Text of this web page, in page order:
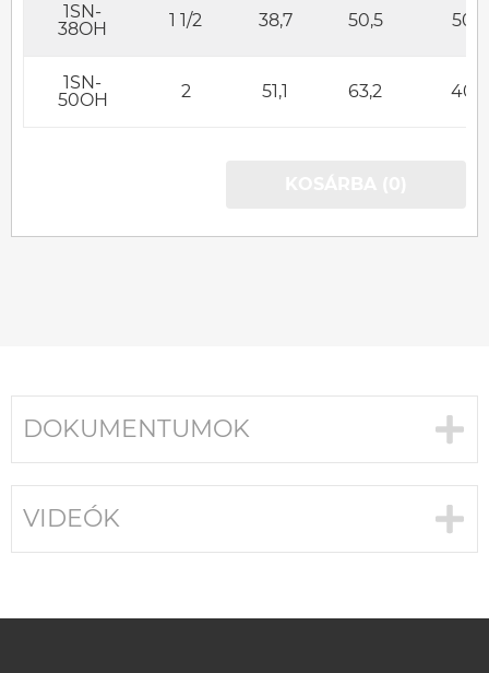
1SN-
38OH
1 1/2 38,7 50,5 50
1SN-
50OH
2 51,1 63,2 40
DOKUMENTUMOK
VIDEÓK